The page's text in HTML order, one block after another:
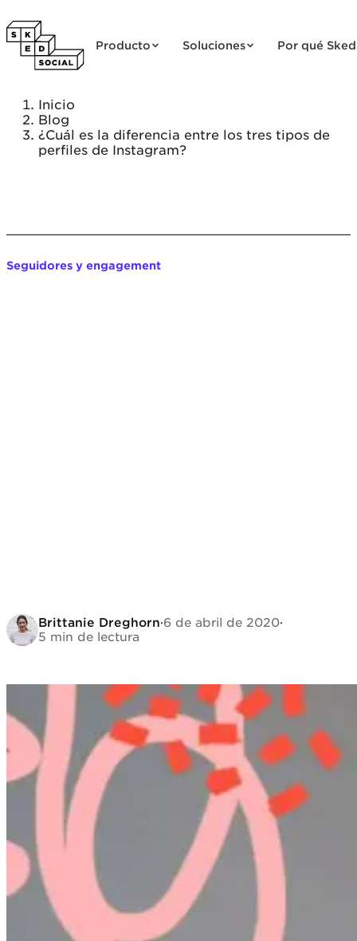
Producto Soluciones Por qué Sked
Inicio
Blog
¿Cuál es la diferencia entre los tres tipos de
perfiles de Instagram?
Seguidores y engagement
Brittanie Dreghorn·6 de abril de 2020·
5 min de lectura